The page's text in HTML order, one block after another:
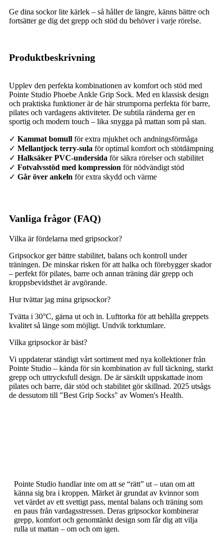
Ge dina sockor lite kärlek – så håller de längre, känns bättre och
fortsätter ge dig det grepp och stöd du behöver i varje rörelse.
Produktbeskrivning
Upplev den perfekta kombinationen av komfort och stöd med
Pointe Studio Phoebe Ankle Grip Sock. Med en klassisk design
och praktiska funktioner är de här strumporna perfekta för barre,
pilates och vardagens aktiviteter. De subtila ränderna ger en
sportig och modern touch – lika snygga på mattan som på stan.
✓ Kammat bomull för extra mjukhet och andningsförmåga
✓ Mellantjock terry-sula för optimal komfort och stötdämpning
✓ Halksäker PVC-undersida för säkra rörelser och stabilitet
✓ Fotvalvsstöd med kompression för nödvändigt stöd
✓ Går över ankeln för extra skydd och värme
Vanliga frågor (FAQ)
Vilka är fördelarna med gripsockor?
Gripsockor ger bättre stabilitet, balans och kontroll under
träningen. De minskar risken för att halka och förebygger skador
– perfekt för pilates, barre och annan träning där grepp och
kroppsbevidsthet är avgörande.
Hur tvättar jag mina gripsockor?
Tvätta i 30°C, gärna ut och in. Lufttorka för att behålla greppets
kvalitet så länge som möjligt. Undvik torktumlare.
Vilka gripsockor är bäst?
Vi uppdaterar ständigt vårt sortiment med nya kollektioner från
Pointe Studio – kända för sin kombination av full täckning, starkt
grepp och uttrycksfull design. De är särskilt uppskattade inom
pilates och barre, där stöd och stabilitet gör skillnad. 2025 utsågs
de dessutom till "Best Grip Socks" av Women's Health.
Pointe Studio handlar inte om att se “rätt” ut – utan om att
känna sig bra i kroppen. Märket är grundat av kvinnor som
vet värdet av ett svettigt pass, mental balans och träning som
en paus från vardagsstressen. Deras gripsockor kombinerar
grepp, komfort och genomtänkt design som får dig att vilja
rulla ut mattan – om och om igen.